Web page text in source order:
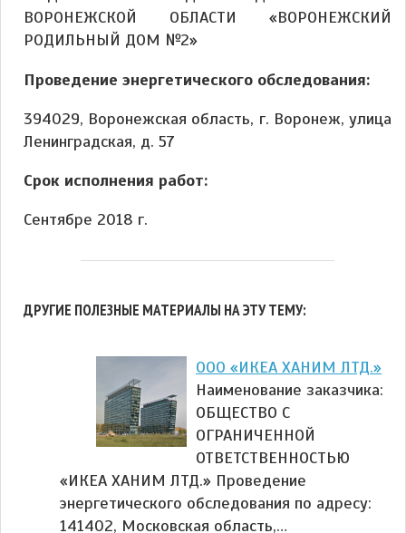
ВОРОНЕЖСКОЙ ОБЛАСТИ «ВОРОНЕЖСКИЙ
РОДИЛЬНЫЙ ДОМ №2»
Проведение энергетического обследования:
394029, Воронежская область, г. Воронеж, улица
Ленинградская, д. 57
Срок исполнения работ:
Сентябре 2018 г.
ДРУГИЕ ПОЛЕЗНЫЕ МАТЕРИАЛЫ НА ЭТУ ТЕМУ:
ООО «ИКЕА ХАНИМ ЛТД.»
Наименование заказчика:
ОБЩЕСТВО С
ОГРАНИЧЕННОЙ
ОТВЕТСТВЕННОСТЬЮ
«ИКЕА ХАНИМ ЛТД.» Проведение
энергетического обследования по адресу:
141402, Московская область,…